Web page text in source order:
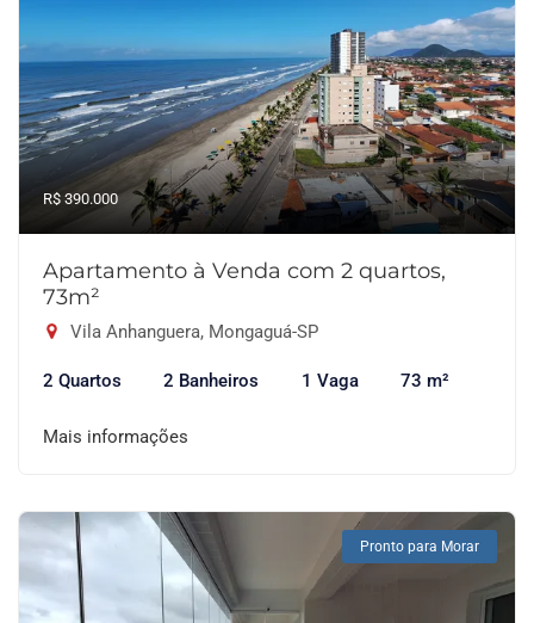
R$ 390.000
Apartamento à Venda com 2 quartos,
73m²
Vila Anhanguera, Mongaguá-SP
2 Quartos 2 Banheiros 1 Vaga 73 m²
Mais informações
Pronto para Morar